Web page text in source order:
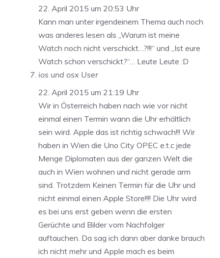
22. April 2015 um 20:53 Uhr
Kann man unter irgendeinem Thema auch noch
was anderes lesen als „Warum ist meine
Watch noch nicht verschickt…?!!!“ und „Ist eure
Watch schon verschickt?“… Leute Leute :D
ios und osx User
22. April 2015 um 21:19 Uhr
Wir in Österreich haben nach wie vor nicht
einmal einen Termin wann die Uhr erhältlich
sein wird. Apple das ist richtig schwach!!! Wir
haben in Wien die Uno City OPEC e.t.c jede
Menge Diplomaten aus der ganzen Welt die
auch in Wien wohnen und nicht gerade arm
sind. Trotzdem Keinen Termin für die Uhr und
nicht einmal einen Apple Store!!!! Die Uhr wird
es bei uns erst geben wenn die ersten
Gerüchte und Bilder vom Nachfolger
auftauchen. Da sag ich dann aber danke brauch
ich nicht mehr und Apple mach es beim